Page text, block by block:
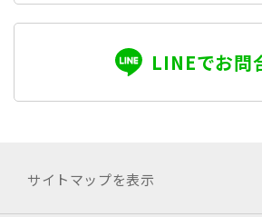
LINEでお問
サイトマップを表示